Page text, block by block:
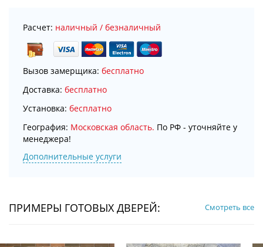
Расчет: наличный / безналичный
Вызов замерщика: бесплатно
Доставка: бесплатно
Установка: бесплатно
География: Московская область. По РФ - уточняйте у
менеджера!
Дополнительные услуги
ПРИМЕРЫ ГОТОВЫХ ДВЕРЕЙ: Смотреть все